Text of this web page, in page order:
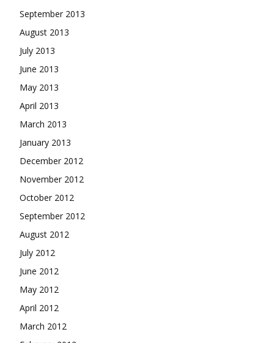
September 2013
August 2013
July 2013
June 2013
May 2013
April 2013
March 2013
January 2013
December 2012
November 2012
October 2012
September 2012
August 2012
July 2012
June 2012
May 2012
April 2012
March 2012